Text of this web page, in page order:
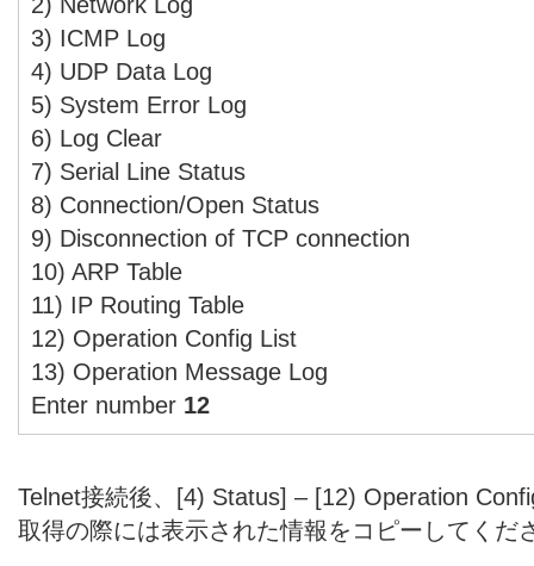
3) ICMP Log
4) UDP Data Log
5) System Error Log
6) Log Clear
7) Serial Line Status
8) Connection/Open Status
9) Disconnection of TCP connection
10) ARP Table
11) IP Routing Table
12) Operation Config List
13) Operation Message Log
Enter number 12
Telnet接続後、[4) Status] – [12) Operation
取得の際には表示された情報をコピーしてくだ